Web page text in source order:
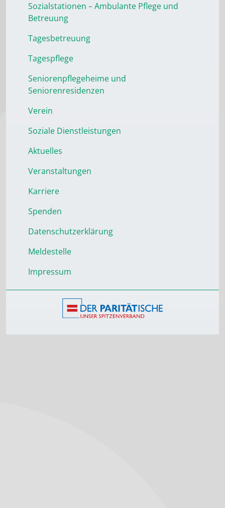
Sozialstationen – Ambulante Pflege und
Betreuung
Tagesbetreuung
Tagespflege
Seniorenpflegeheime und
Seniorenresidenzen
Verein
Soziale Dienstleistungen
Aktuelles
Veranstaltungen
Karriere
Spenden
Datenschutzerklärung
Meldestelle
Impressum